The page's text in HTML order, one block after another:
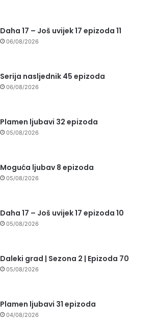
Daha 17 – Još uvijek 17 epizoda 11
06/08/2026
Serija nasljednik 45 epizoda
06/08/2026
Plamen ljubavi 32 epizoda
05/08/2026
Moguća ljubav 8 epizoda
05/08/2026
Daha 17 – Još uvijek 17 epizoda 10
05/08/2026
Daleki grad | Sezona 2 | Epizoda 70
05/08/2026
Plamen ljubavi 31 epizoda
04/08/2026